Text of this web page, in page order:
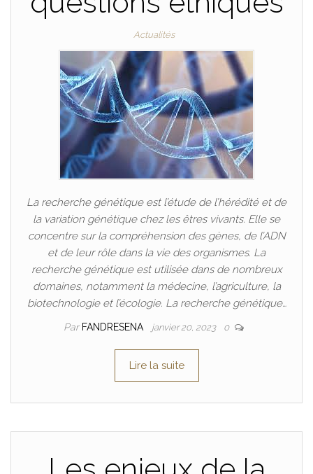
Actualités
La recherche génétique est l’étude de l’hérédité et de
la variation génétique chez les êtres vivants. Elle se
concentre sur la compréhension des gènes, de l’ADN
et de leur rôle dans la vie des organismes. La
recherche génétique est utilisée dans de nombreux
domaines, notamment la médecine, l’agriculture, la
biotechnologie et l’écologie. La recherche génétique…
Par FANDRESENA janvier 20, 2023 0
Lire la suite